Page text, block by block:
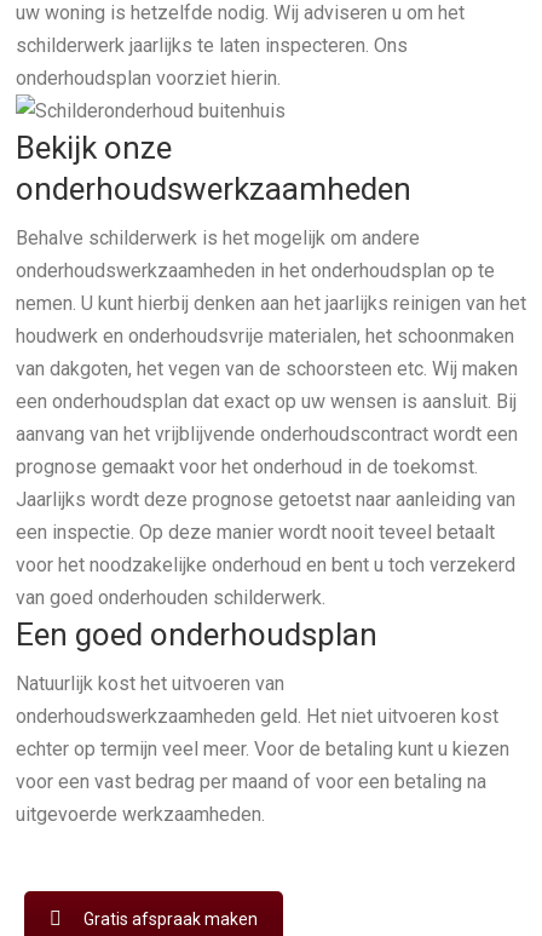
uw woning is hetzelfde nodig. Wij adviseren u om het
schilderwerk jaarlijks te laten inspecteren. Ons
onderhoudsplan voorziet hierin.
Bekijk onze
onderhoudswerkzaamheden
Behalve schilderwerk is het mogelijk om andere
onderhoudswerkzaamheden in het onderhoudsplan op te
nemen. U kunt hierbij denken aan het jaarlijks reinigen van het
houdwerk en onderhoudsvrije materialen, het schoonmaken
van dakgoten, het vegen van de schoorsteen etc. Wij maken
een onderhoudsplan dat exact op uw wensen is aansluit. Bij
aanvang van het vrijblijvende onderhoudscontract wordt een
prognose gemaakt voor het onderhoud in de toekomst.
Jaarlijks wordt deze prognose getoetst naar aanleiding van
een inspectie. Op deze manier wordt nooit teveel betaalt
voor het noodzakelijke onderhoud en bent u toch verzekerd
van goed onderhouden schilderwerk.
Een goed onderhoudsplan
Natuurlijk kost het uitvoeren van
onderhoudswerkzaamheden geld. Het niet uitvoeren kost
echter op termijn veel meer. Voor de betaling kunt u kiezen
voor een vast bedrag per maand of voor een betaling na
uitgevoerde werkzaamheden.
Gratis afspraak maken